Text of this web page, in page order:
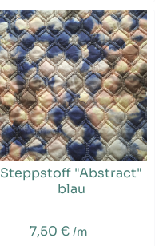
Steppstoff "Abstract"
blau
7,50 €/m